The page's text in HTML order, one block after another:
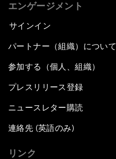
エンゲージメント
サインイン
パートナー（組織）について
参加する（個人、組織）
プレスリリース登録
ニュースレター購読
連絡先 (英語のみ)
リンク